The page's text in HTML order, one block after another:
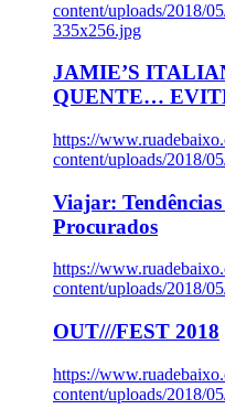
content/uploads/2018/
335x256.jpg
JAMIE’S
QUENTE…
https://
content/uploads/2018/
Viajar: Tendências
Procurados
https://
content/uploads/2018/
OUT///FEST 2018
https://
content/uploads/2018/